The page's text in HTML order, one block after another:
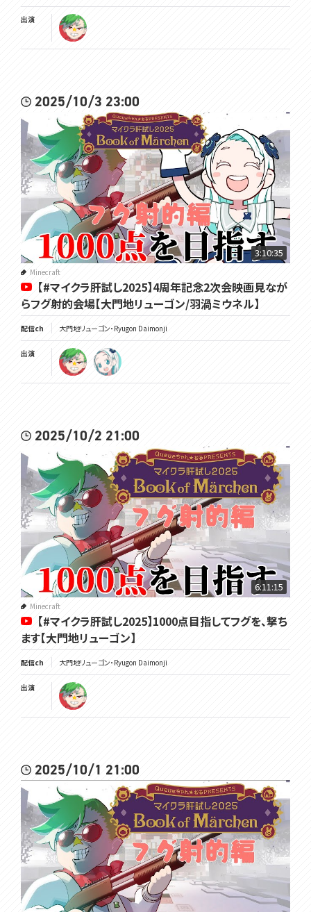
出演
2025/10/3 23:00
3:10:35
Minecraft
【#マイクラ肝試し2025】4周年記念2次会映画見なが
らフグ射的会場【大門地リューゴン/羽渦ミウネル】
配信ch 大門地リューゴン・Ryugon Daimonji
出演
2025/10/2 21:00
6:11:15
Minecraft
【#マイクラ肝試し2025】1000点目指してフグを、撃ち
ます【大門地リューゴン】
配信ch 大門地リューゴン・Ryugon Daimonji
出演
2025/10/1 21:00